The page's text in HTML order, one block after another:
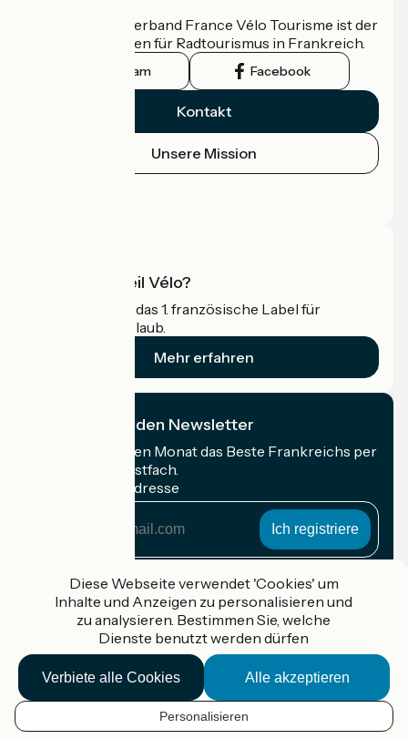
DE
Der nationale Verband France Vélo Tourisme ist der
offizielle Leitfaden für Radtourismus in Frankreich.
Instagram Facebook
Kontakt
Unsere Mission
Was ist Accueil Vélo?
Accueil Vélo ist das 1. französische Label für
Radfahrer im Urlaub.
Mehr erfahren
Ich abonniere den Newsletter
Erhalten Sie jeden Monat das Beste Frankreichs per
Rad in Ihrem Postfach.
Meine E-Mail-Adresse
Adresse
Gefördert im Rahmen von Destination France
Accueil Vélo Pro
Kontakt
Rechtliche Informationen
Diese Webseite verwendet 'Cookies' um
Inhalte und Anzeigen zu personalisieren und
zu analysieren. Bestimmen Sie, welche
Dienste benutzt werden dürfen
Alle akzeptieren
Verbiete alle Cookies
Personalisieren